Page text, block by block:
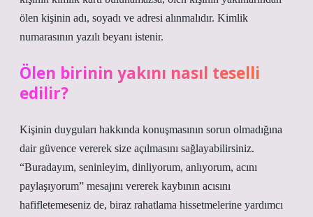
ölen kişinin adı, soyadı ve adresi alınmalıdır. Kimlik
numarasının yazılı beyanı istenir.
Ölen birinin yakını nasıl teselli
edilir?
Kişinin duyguları hakkında konuşmasının sorun olmadığına
dair güvence vererek size açılmasını sağlayabilirsiniz.
“Buradayım, seninleyim, dinliyorum, anlıyorum, acını
paylaşıyorum” mesajını vererek kaybının acısını
hafifletemeseniz de, biraz rahatlama hissetmelerine yardımcı